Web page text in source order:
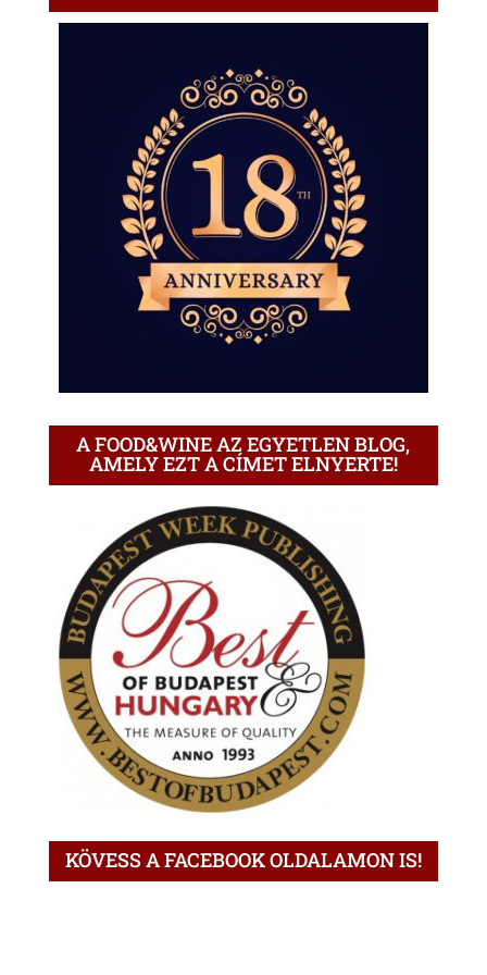
A FOOD&WINE AZ EGYETLEN BLOG,
AMELY EZT A CÍMET ELNYERTE!
KÖVESS A FACEBOOK OLDALAMON IS!